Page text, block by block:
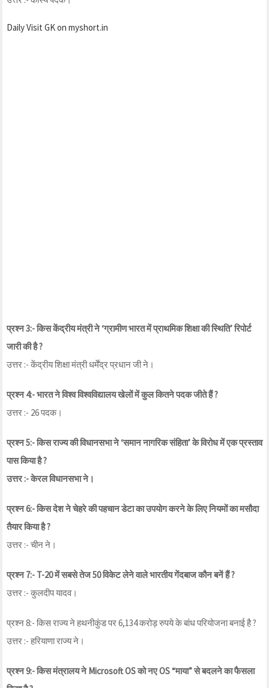
Daily Visit GK on myshort.in
प्रश्न 3:- किस केंद्रीय मंत्री ने ‘ग्रामीण भारत में प्राथमिक शिक्षा की स्थिति’ रिपोर्ट
जारी की है ?
उत्तर :- केंद्रीय शिक्षा मंत्री धर्मेंद्र प्रधान जी ने।
प्रश्न 4:- भारत ने विश्व विश्वविद्यालय खेलों में कुल कितने पदक जीते हैं ?
उत्तर :- 26 पदक।
प्रश्न 5:- किस राज्य की विधानसभा ने ‘समान नागरिक संहिता’ के विरोध में एक प्रस्ताव
पास किया है ?
उत्तर :- केरल विधानसभा ने।
प्रश्न 6:- किस देश ने चेहरे की पहचान डेटा का उपयोग करने के लिए नियमों का मसौदा
तैयार किया है ?
उत्तर :- चीन ने।
प्रश्न 7:- T-20 में सबसे तेज 50 विकेट लेने वाले भारतीय गेंदबाज कौन बनें हैं ?
उत्तर :- कुलदीप यादव।
प्रश्न 8:- किस राज्य ने हथनीकुंड पर 6,134 करोड़ रुपये के बांध परियोजना बनाई है ?
उत्तर :- हरियाणा राज्य ने।
प्रश्न 9:- किस मंत्रालय ने Microsoft OS को नए OS “माया” से बदलने का फैसला